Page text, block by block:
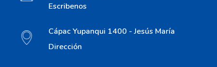
Escribenos
Cápac Yupanqui 1400 - Jesús María
Dirección